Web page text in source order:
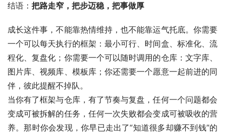
结语： 把路走窄，把步迈稳，把事做厚
成长这件事，不能靠热情维持，也不能靠运气托底。你需要
一个可以每天执行的框架：最小可行、时间盒、标准化、流
程化、复盘化；你需要一个可以随时调用的仓库：文字库、
图片库、视频库、模板库；你还需要一个愿意一起前进的同
伴，彼此提醒不掉队。
当你有了框架与仓库，有了节奏与复盘，任何一个问题都会
变成可被拆解的任务，任何一次失败都会变成可被吸收的营
养。那时你会发现，你早已走出了“知道很多却赚不到钱”的